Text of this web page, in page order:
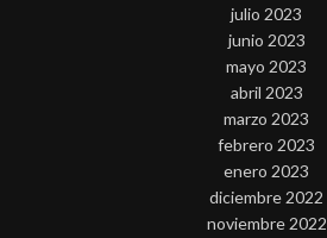
julio 2023
junio 2023
mayo 2023
abril 2023
marzo 2023
febrero 2023
enero 2023
diciembre 2022
noviembre 2022